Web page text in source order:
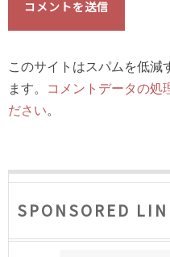
このサイトはスパムを低減
ます。 コメントデータの処
ださい。
SPONSORED